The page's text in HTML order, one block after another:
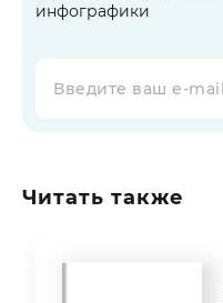
инфографики
Читать также